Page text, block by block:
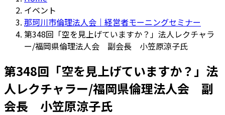
イベント
那珂川市倫理法人会｜経営者モーニングセミナー
第348回「空を見上げていますか？」法人レクチャラ
ー/福岡県倫理法人会 副会長 小笠原涼子氏
第348回「空を見上げていますか？」法
人レクチャラー/福岡県倫理法人会 副
会長 小笠原涼子氏